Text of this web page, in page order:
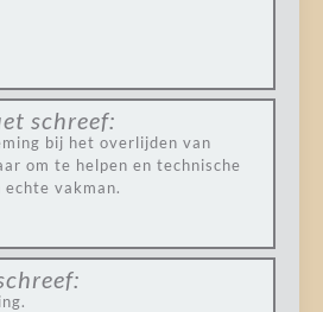
schreef:
bij het overlijden van
om te helpen en technische
echte vakman.